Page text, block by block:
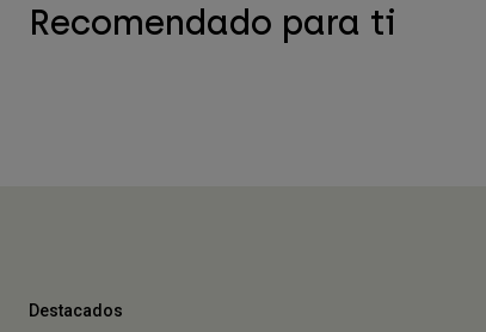
Recomendado para ti
Destacados